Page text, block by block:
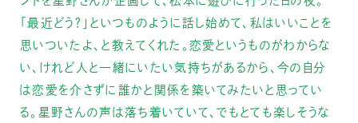
「最近どう？」といつものように話し始めて、私はいいことを
思いついたよ、と教えてくれた。恋愛というものがわからな
い、けれど人と一緒にいたい気持ちがあるから、今の自分
は恋愛を介さずに誰かと関係を築いてみたいと思ってい
る。星野さんの声は落ち着いていて、でもとても楽しそうな